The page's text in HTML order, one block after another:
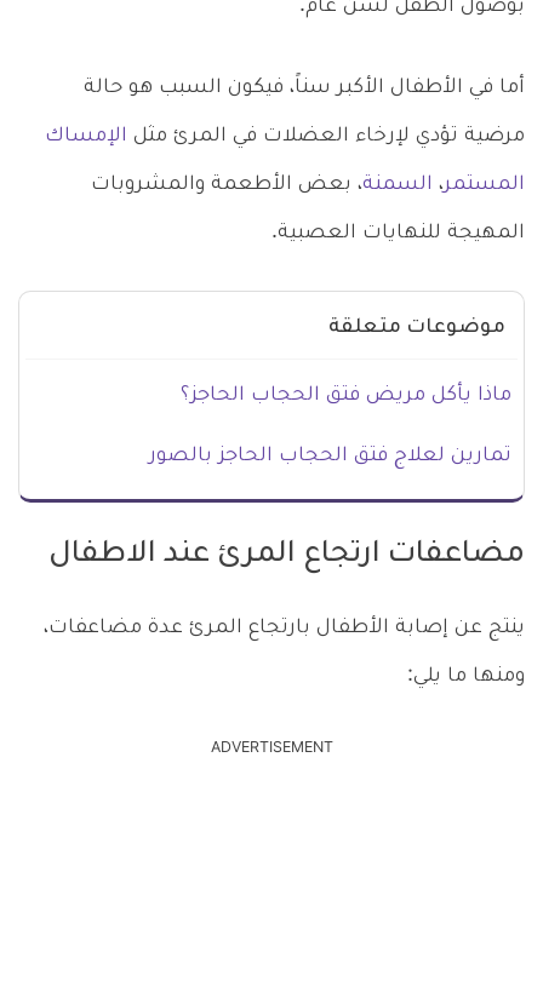
بوصول الطفل لسن عام.
أما في الأطفال الأكبر سناً، فيكون السبب هو حالة
مرضية تؤدي لإرخاء العضلات في المرئ مثل الإمساك
المستمر، السمنة، بعض الأطعمة والمشروبات
المهيجة للنهايات العصبية.
موضوعات متعلقة
ماذا يأكل مريض فتق الحجاب الحاجز؟
تمارين لعلاج فتق الحجاب الحاجز بالصور
مضاعفات ارتجاع المرئ عند الاطفال
ينتج عن إصابة الأطفال بارتجاع المرئ عدة مضاعفات،
ومنها ما يلي:
ADVERTISEMENT